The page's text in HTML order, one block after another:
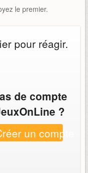
le premier.
pour réagir.
de compte
?
un compte